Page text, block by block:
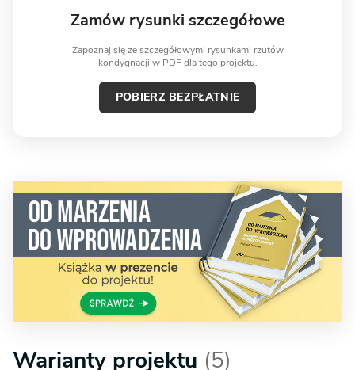
Zamów rysunki szczegółowe
Zapoznaj się ze szczegółowymi rysunkami rzutów
kondygnacji w PDF dla tego projektu.
POBIERZ BEZPŁATNIE
Warianty projektu (5)